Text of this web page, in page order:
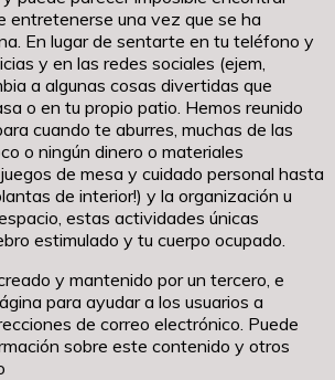
entretenerse una vez que se ha
En lugar de sentarte en tu teléfono y
y en las redes sociales (ejem,
a algunas cosas divertidas que
o en tu propio patio. Hemos reunido
cuando te aburres, muchas de las
o ningún dinero o materiales
de mesa y cuidado personal hasta
de interior!) y la organización u
estas actividades únicas
estimulado y tu cuerpo ocupado.
y mantenido por un tercero, e
para ayudar a los usuarios a
de correo electrónico. Puede
sobre este contenido y otros